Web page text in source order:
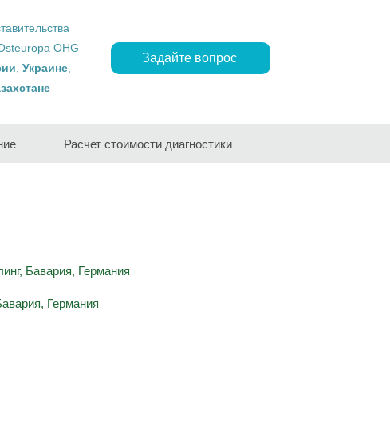
OHG
,Украине
Задайте вопрос
Расчет стоимости диагностики
Бавария, Германия
Германия